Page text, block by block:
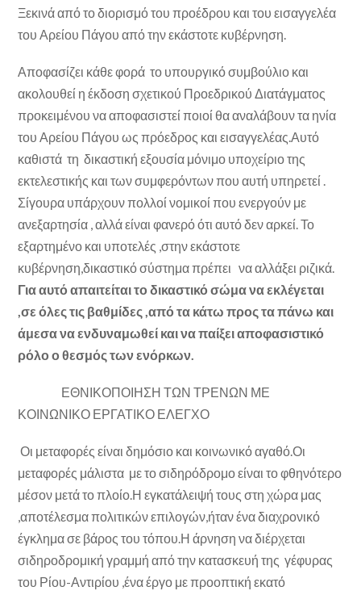
Ξεκινά από το διορισμό του προέδρου και του εισαγγελέα
του Αρείου Πάγου από την εκάστοτε κυβέρνηση.
Αποφασίζει κάθε φορά το υπουργικό συμβούλιο και
ακολουθεί η έκδοση σχετικού Προεδρικού Διατάγματος
προκειμένου να αποφασιστεί ποιοί θα αναλάβουν τα ηνία
του Αρείου Πάγου ως πρόεδρος και εισαγγελέας.Αυτό
καθιστά τη δικαστική εξουσία μόνιμο υποχείριο της
εκτελεστικής και των συμφερόντων που αυτή υπηρετεί .
Σίγουρα υπάρχουν πολλοί νομικοί που ενεργούν με
ανεξαρτησία , αλλά είναι φανερό ότι αυτό δεν αρκεί. Το
εξαρτημένο και υποτελές ,στην εκάστοτε
κυβέρνηση,δικαστικό σύστημα πρέπει να αλλάξει ριζικά.
Για αυτό απαιτείται το δικαστικό σώμα να εκλέγεται
,σε όλες τις βαθμίδες ,από τα κάτω προς τα πάνω και
άμεσα να ενδυναμωθεί και να παίξει αποφασιστικό
ρόλο ο θεσμός των ενόρκων.
ΕΘΝΙΚΟΠΟΙΗΣΗ ΤΩΝ ΤΡΕΝΩΝ ΜΕ
ΚΟΙΝΩΝΙΚΟ ΕΡΓΑΤΙΚΟ ΕΛΕΓΧΟ
Οι μεταφορές είναι δημόσιο και κοινωνικό αγαθό.Οι
μεταφορές μάλιστα με το σιδηρόδρομο είναι το φθηνότερο
μέσον μετά το πλοίο.Η εγκατάλειψή τους στη χώρα μας
,αποτέλεσμα πολιτικών επιλογών,ήταν ένα διαχρονικό
έγκλημα σε βάρος του τόπου.Η άρνηση να διέρχεται
σιδηροδρομική γραμμή από την κατασκευή της γέφυρας
του Ρίου-Αντιρίου ,ένα έργο με προοπτική εκατό